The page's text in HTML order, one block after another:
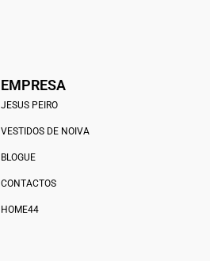
EMPRESA
JESUS PEIRO
VESTIDOS DE NOIVA
BLOGUE
CONTACTOS
HOME44